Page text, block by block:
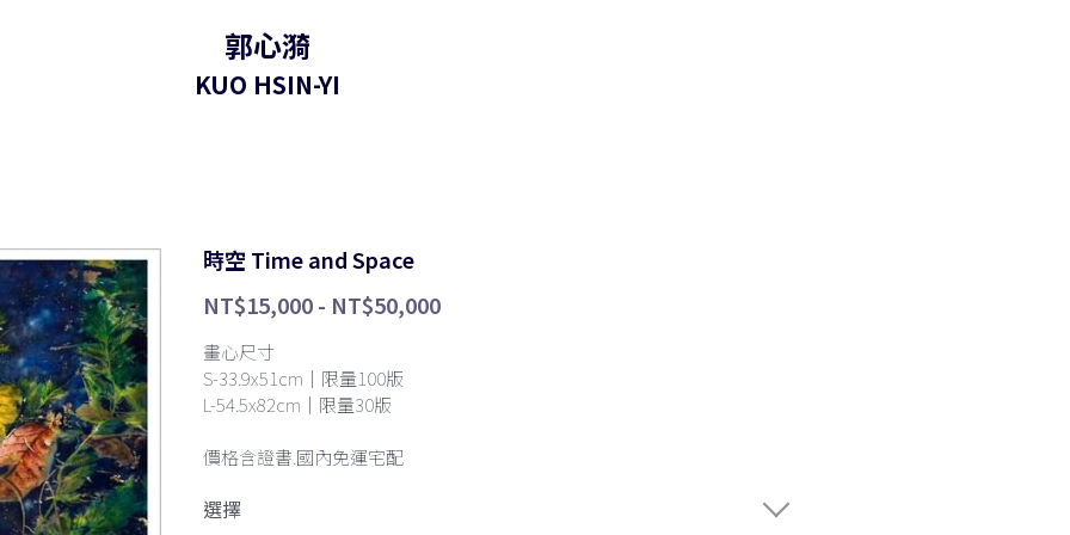
郭心漪
KUO HSIN-YI
時空 Time and Space
NT$15,000 - NT$50,000
畫心尺寸
S-33.9x51cm｜限量100版
L-54.5x82cm｜限量30版
價格含證書.國內免運宅配
選擇